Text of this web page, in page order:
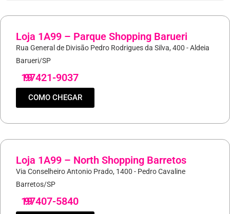
Loja 1A99 – Parque Shopping Barueri
Rua General de Divisão Pedro Rodrigues da Silva, 400 - Aldeia
Barueri/SP
19
97421-9037
COMO CHEGAR
Loja 1A99 – North Shopping Barretos
Via Conselheiro Antonio Prado, 1400 - Pedro Cavaline
Barretos/SP
19
97407-5840